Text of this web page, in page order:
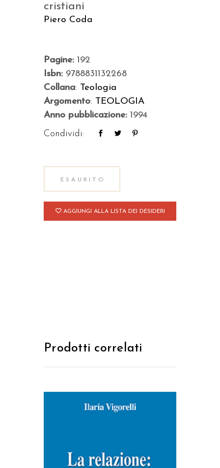
cristiani
Piero Coda
Pagine: 192
Isbn: 9788831132268
Collana: Teologia
Argomento: TEOLOGIA
Anno pubblicazione: 1994
Condividi:
ESAURITO
AGGIUNGI ALLA LISTA DEI DESIDERI
Prodotti correlati